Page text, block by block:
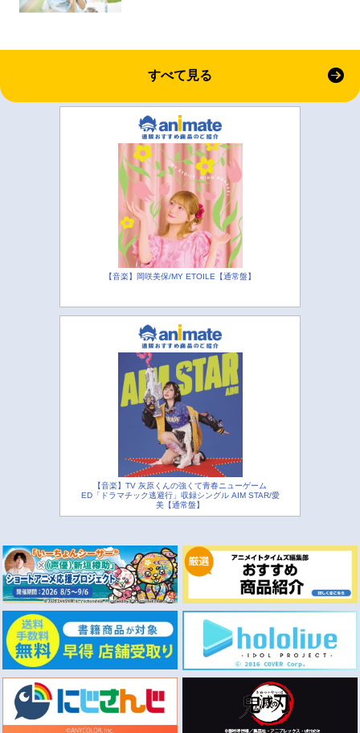
すべて見る
【音楽】岡咲美保/MY ETOILE【通常盤】
【音楽】TV 灰原くんの強くて青春ニューゲーム
ED「ドラマチック逃避行」収録シングル AIM STAR/愛
美【通常盤】